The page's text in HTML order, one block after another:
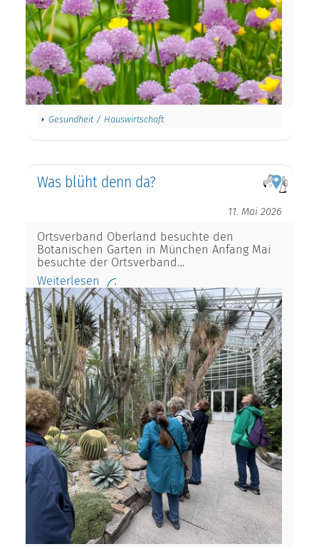
Gesundheit / Hauswirtschaft
Was blüht denn da?
11. Mai 2026
Ortsverband Oberland besuchte den
Botanischen Garten in München Anfang Mai
besuchte der Ortsverband…
Weiterlesen